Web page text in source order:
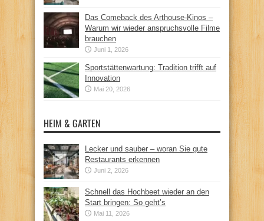
Das Comeback des Arthouse-Kinos –
Warum wir wieder anspruchsvolle Filme
brauchen
Juni 1, 2026
Sportstättenwartung: Tradition trifft auf
Innovation
Mai 20, 2026
HEIM & GARTEN
Lecker und sauber – woran Sie gute
Restaurants erkennen
Juni 2, 2026
Schnell das Hochbeet wieder an den
Start bringen: So geht’s
Mai 11, 2026